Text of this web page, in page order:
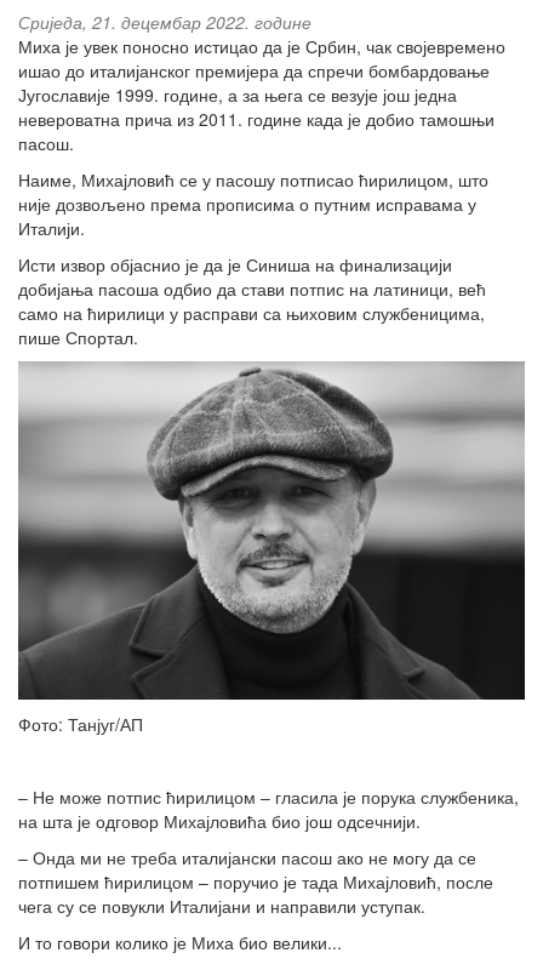
Сриједа, 21. децембар 2022. године
Миха је увек поносно истицао да је Србин, чак својевремено
ишао до италијанског премијера да спречи бомбардовање
Југославије 1999. године, а за њега се везује још једна
невероватна прича из 2011. године када је добио тамошњи
пасош.
Наиме, Михајловић се у пасошу потписао ћирилицом, што
није дозвољено према прописима о путним исправама у
Италији.
Исти извор објаснио је да је Синиша на финализацији
добијања пасоша одбио да стави потпис на латиници, већ
само на ћирилици у расправи са њиховим службеницима,
пише Спортал.
Фото: Танјуг/АП
– Не може потпис ћирилицом – гласила је порука службеника,
на шта је одговор Михајловића био још одсечнији.
– Онда ми не треба италијански пасош ако не могу да се
потпишем ћирилицом – поручио је тада Михајловић, после
чега су се повукли Италијани и направили уступак.
И то говори колико је Миха био велики...